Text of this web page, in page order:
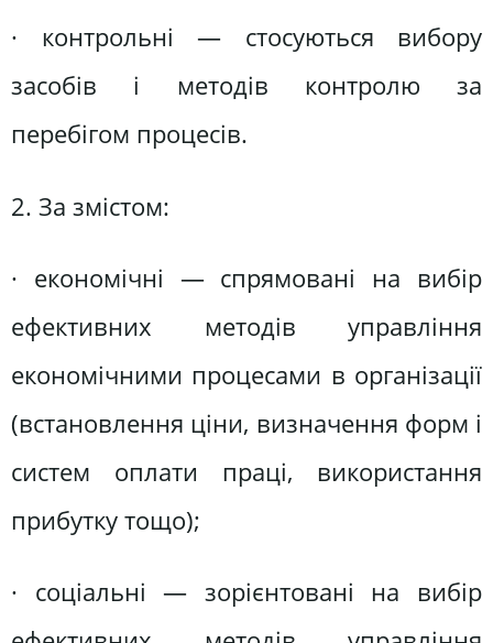
· контрольні — стосуються вибору
засобів і методів контролю за
перебігом процесів.
2. За змістом:
· економічні — спрямовані на вибір
ефективних методів управління
економічними процесами в організації
(встановлення ціни, визначення форм і
систем оплати праці, використання
прибутку тощо);
· соціальні — зорієнтовані на вибір